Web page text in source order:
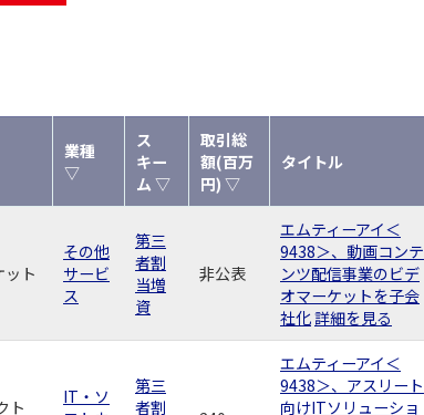
業種
▽
ス
キー
ム ▽
取引総
額(百万
円) ▽
タイトル
ト
その他
サービ
ス
第三
者割
当増
資
非公表
エムティーアイ＜
9438＞、動画コンテ
ンツ配信事業のビデ
オマーケットを子会
社化詳細を見る
ト
IT・ソ
第三
者割
エムティーアイ＜
9438＞、アスリート
向けITソリューショ